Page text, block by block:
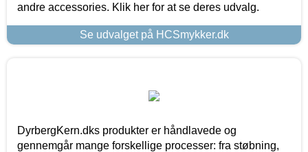
andre accessories. Klik her for at se deres udvalg.
Se udvalget på HCSmykker.dk
DyrbergKern.dks produkter er håndlavede og
gennemgår mange forskellige processer: fra støbning,